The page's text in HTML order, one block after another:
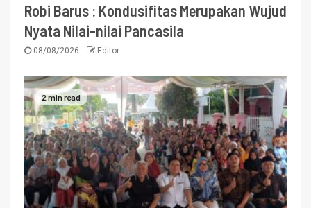
Robi Barus : Kondusifitas Merupakan Wujud
Nyata Nilai-nilai Pancasila
08/08/2026 Editor
2 min read